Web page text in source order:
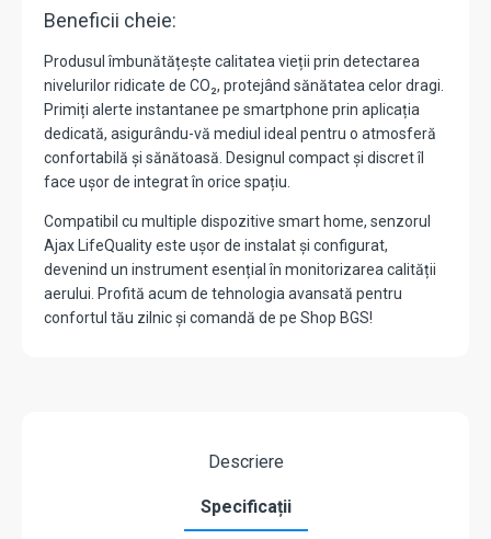
Beneficii cheie:
Produsul îmbunătățește calitatea vieții prin detectarea
nivelurilor ridicate de CO₂, protejând sănătatea celor dragi.
Primiți alerte instantanee pe smartphone prin aplicația
dedicată, asigurându-vă mediul ideal pentru o atmosferă
confortabilă și sănătoasă. Designul compact și discret îl
face ușor de integrat în orice spațiu.
Compatibil cu multiple dispozitive smart home, senzorul
Ajax LifeQuality este ușor de instalat și configurat,
devenind un instrument esențial în monitorizarea calității
aerului. Profită acum de tehnologia avansată pentru
confortul tău zilnic și comandă de pe Shop BGS!
Descriere
Specificații